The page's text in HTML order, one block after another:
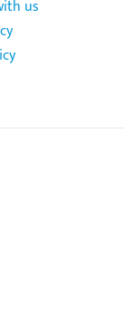
us